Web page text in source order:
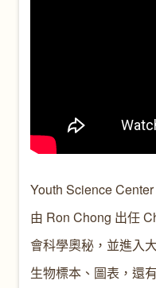
Youth Science
由 Ron Chong 出任
會科學奧秘，並進入
生物標本、圖表，還